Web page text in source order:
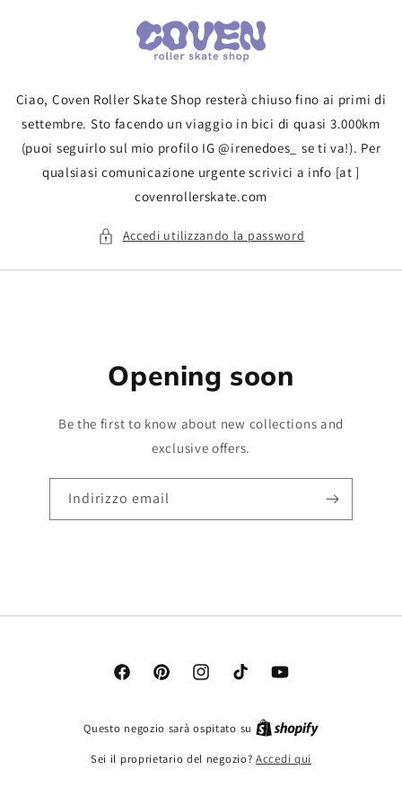
Ciao, Coven Roller Skate Shop resterà chiuso fino ai primi di
settembre. Sto facendo un viaggio in bici di quasi 3.000km
(puoi seguirlo sul mio profilo IG @irenedoes_ se ti va!). Per
qualsiasi comunicazione urgente scrivici a info [at ]
covenrollerskate.com
Accedi utilizzando la password
Opening soon
Be the first to know about new collections and
exclusive offers.
Indirizzo email
FacebookPinterestInstagramTikTok YouTube
Questo negozio sarà ospitato su
Sei il proprietario del negozio?Accedi qui